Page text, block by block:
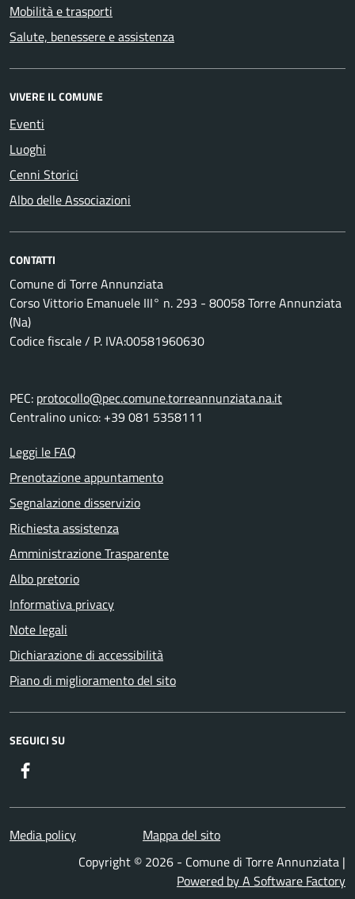
Mobilità e trasporti
Salute, benessere e assistenza
VIVERE IL COMUNE
Eventi
Luoghi
Cenni Storici
Albo delle Associazioni
CONTATTI
Comune di Torre Annunziata
Corso Vittorio Emanuele III° n. 293 - 80058 Torre Annunziata
(Na)
Codice fiscale / P. IVA:00581960630
PEC: protocollo@pec.comune.torreannunziata.na.it
Centralino unico: +39 081 5358111
Leggi le FAQ
Prenotazione appuntamento
Segnalazione disservizio
Richiesta assistenza
Amministrazione Trasparente
Albo pretorio
Informativa privacy
Note legali
Dichiarazione di accessibilità
Piano di miglioramento del sito
SEGUICI SU
Media policy
Mappa del sito
Copyright © 2026 - Comune di Torre Annunziata |
Powered by A Software Factory